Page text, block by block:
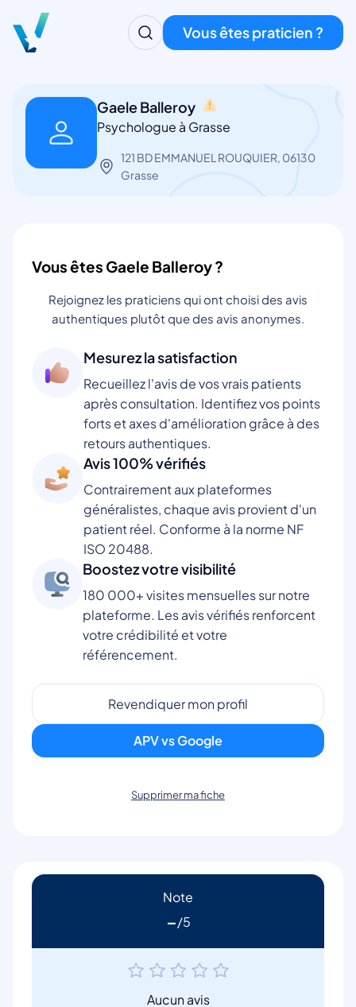
Vous êtes praticien ?
Gaele Balleroy
Psychologue à Grasse
121 BD EMMANUEL ROUQUIER, 06130
Grasse
Vous êtes Gaele Balleroy ?
Rejoignez les praticiens qui ont choisi des avis
authentiques plutôt que des avis anonymes.
Mesurez la satisfaction
Recueillez l'avis de vos vrais patients
après consultation. Identifiez vos points
forts et axes d'amélioration grâce à des
retours authentiques.
Avis 100% vérifiés
Contrairement aux plateformes
généralistes, chaque avis provient d'un
patient réel. Conforme à la norme NF
ISO 20488.
Boostez votre visibilité
180 000+ visites mensuelles sur notre
plateforme. Les avis vérifiés renforcent
votre crédibilité et votre
référencement.
Revendiquer mon profil
APV vs Google
Supprimer ma fiche
Note
-
Aucun avis